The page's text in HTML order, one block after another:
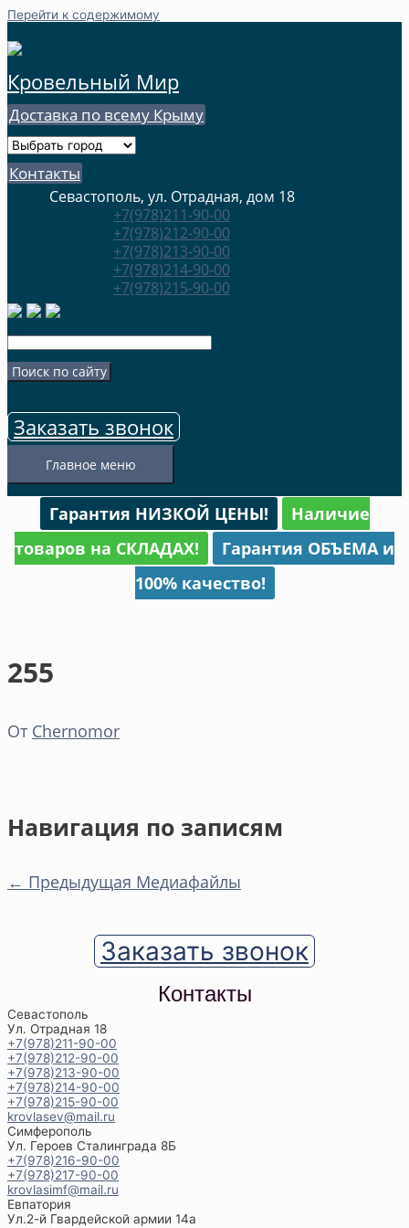
Перейти к содержимому
Кровельный Мир
Доставка по всему Крыму
Контакты
Севастополь, ул. Отрадная, дом 18
+7(978)211-90-00
+7(978)212-90-00
+7(978)213-90-00
+7(978)214-90-00
+7(978)215-90-00
Заказать звонок
Главное меню
Гарантия НИЗКОЙ ЦЕНЫ!
Наличие
товаров на СКЛАДАХ!
Гарантия ОБЪЕМА и
100% качество!
255
От Chernomor
Навигация по записям
← Предыдущая Медиафайлы
Заказать звонок
Контакты
Севастополь
Ул. Отрадная 18
+7(978)211-90-00
+7(978)212-90-00
+7(978)213-90-00
+7(978)214-90-00
+7(978)215-90-00
krovlasev@mail.ru
Симферополь
Ул. Героев Сталинграда 8Б
+7(978)216-90-00
+7(978)217-90-00
krovlasimf@mail.ru
Евпатория
Ул.2-й Гвардейской армии 14а